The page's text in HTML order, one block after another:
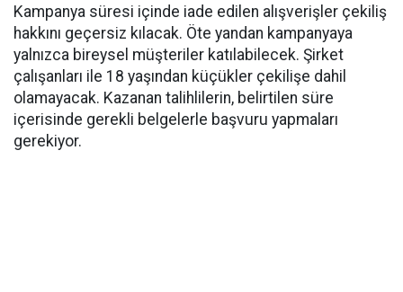
Kampanya süresi içinde iade edilen alışverişler çekiliş
hakkını geçersiz kılacak. Öte yandan kampanyaya
yalnızca bireysel müşteriler katılabilecek. Şirket
çalışanları ile 18 yaşından küçükler çekilişe dahil
olamayacak. Kazanan talihlilerin, belirtilen süre
içerisinde gerekli belgelerle başvuru yapmaları
gerekiyor.